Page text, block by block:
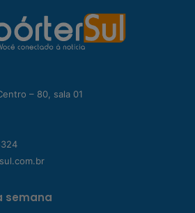
– 80, sala 01
semana